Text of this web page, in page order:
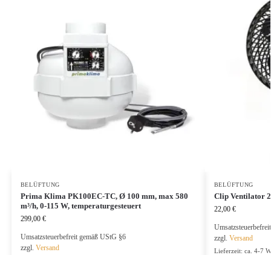
BELÜFTUNG
Prima Klima PK100EC-TC, Ø 100 mm, max 580
m³/h, 0-115 W, temperaturgesteuert
299,00 €
Umsatzsteuerbefreit gemäß UStG §6
zzgl. Versand
BELÜFTUNG
Clip Ventilator
22,00 €
zzgl. Versand
Lieferzeit: ca. 4-7